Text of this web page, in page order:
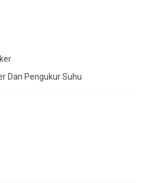
Dan Pengukur Suhu